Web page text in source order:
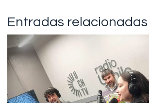
Entradas relacionadas